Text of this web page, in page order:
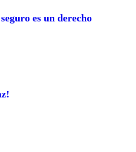
es un derecho